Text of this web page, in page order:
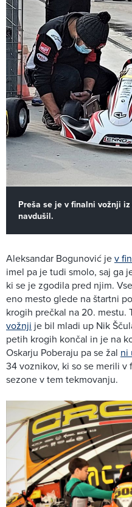
Preša se je v finalni vožnji
navdušil.
Aleksandar Bogunović jev
imel pa je tudi smolo, saj ga
ki se je zgodila pred njim.
eno mesto glede na štartni
krogih prečkal na 20. mestu.
vožnji je bil mladi up Nik
petih krogih končal in je na
Oskarju Poberaju pa se žal ni
34 voznikov, ki so se merili
sezone v tem tekmovanju.